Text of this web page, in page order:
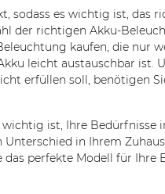
sodass es wichtig ist, das
der richtigen Akku-
kaufen, die nur
leicht austauschbar ist.
erfüllen soll, benötigen
ist, Ihre Bedürfnisse
in Ihrem
perfekte Modell für